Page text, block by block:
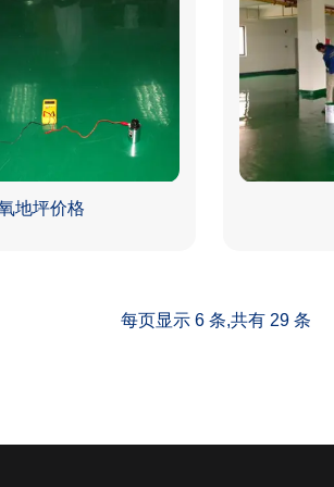
地坪价格
每页显示 6 条,共有 29 条